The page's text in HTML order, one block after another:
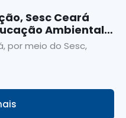
Sesc Ceará
Ambiental
por meio do Sesc,